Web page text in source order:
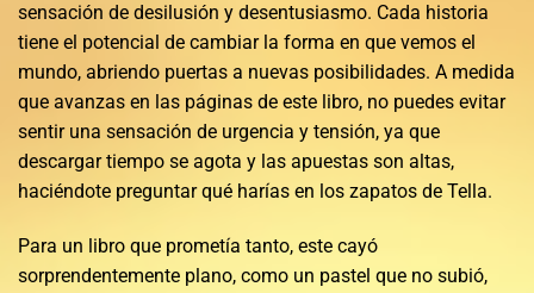
sensación de desilusión y desentusiasmo. Cada historia
tiene el potencial de cambiar la forma en que vemos el
mundo, abriendo puertas a nuevas posibilidades. A medida
que avanzas en las páginas de este libro, no puedes evitar
sentir una sensación de urgencia y tensión, ya que
descargar tiempo se agota y las apuestas son altas,
haciéndote preguntar qué harías en los zapatos de Tella.
Para un libro que prometía tanto, este cayó
sorprendentemente plano, como un pastel que no subió,